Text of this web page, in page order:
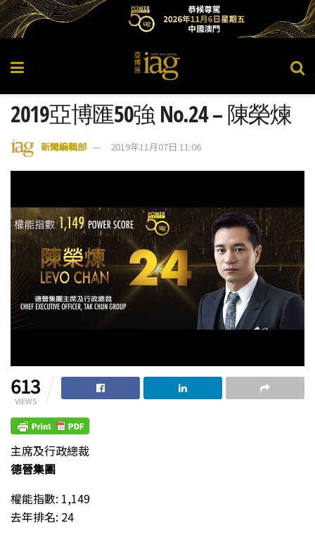
2019亞博匯50強 No.24 – 陳榮煉
新聞編輯部 2019年11月07日 11:06
613
VIEWS
主席及行政總裁
德晉集團
權能指數: 1,149
去年排名: 24